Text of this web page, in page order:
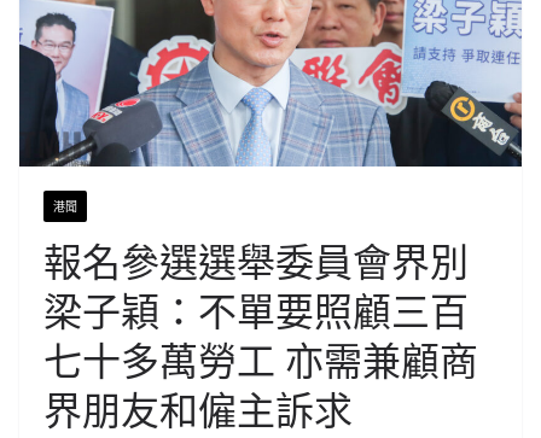
港聞
報名參選選舉委員會界別
梁子穎：不單要照顧三百
七十多萬勞工 亦需兼顧商
界朋友和僱主訴求